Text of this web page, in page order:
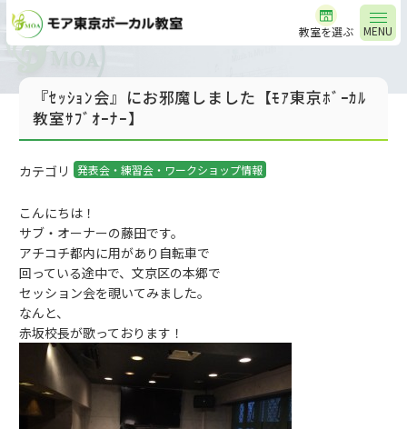
MENU
教室を選ぶ
『ｾｯｼｮﾝ会』にお邪魔しました【ﾓｱ東京ﾎﾞｰｶﾙ
教室ｻﾌﾞｵｰﾅｰ】
カテゴリ 発表会・練習会・ワークショップ情報
こんにちは！
サブ・オーナーの藤田です。
アチコチ都内に用があり自転車で
回っている途中で、文京区の本郷で
セッション会を覗いてみました。
なんと、
赤坂校長が歌っております！